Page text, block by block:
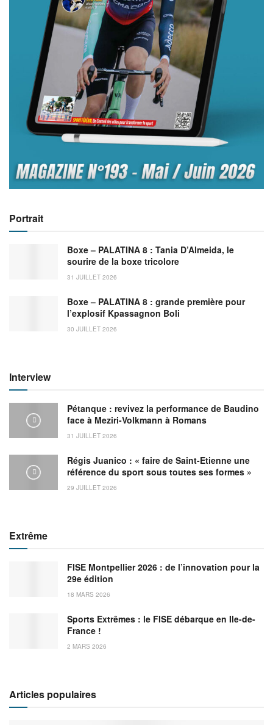
Portrait
Boxe – PALATINA 8 : Tania D’Almeida, le
sourire de la boxe tricolore
31 JUILLET 2026
Boxe – PALATINA 8 : grande première pour
l’explosif Kpassagnon Boli
30 JUILLET 2026
Interview
Pétanque : revivez la performance de Baudino
face à Meziri-Volkmann à Romans
31 JUILLET 2026
Régis Juanico : « faire de Saint-Etienne une
référence du sport sous toutes ses formes »
29 JUILLET 2026
Extrême
FISE Montpellier 2026 : de l’innovation pour la
29e édition
18 MARS 2026
Sports Extrêmes : le FISE débarque en Ile-de-
France !
2 MARS 2026
Articles populaires